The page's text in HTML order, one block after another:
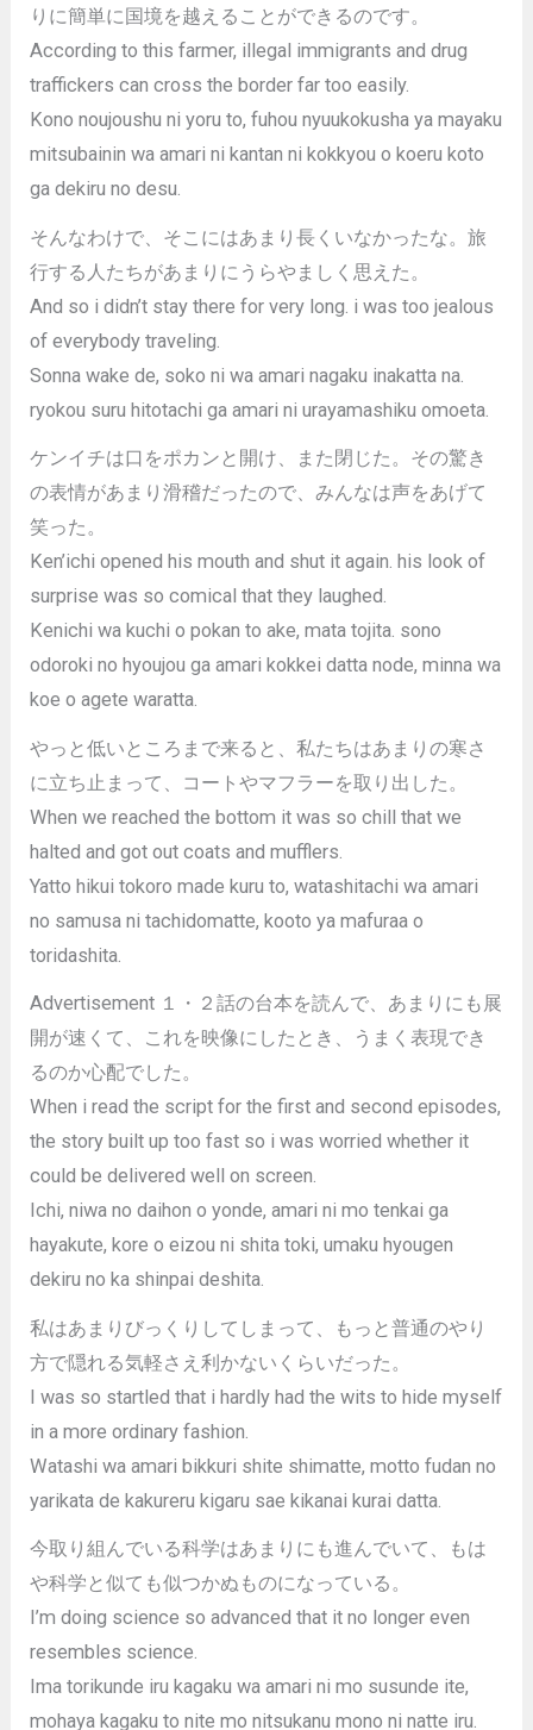
りに簡単に国境を越えることができるのです。
According to this farmer, illegal immigrants and drug
traffickers can cross the border far too easily.
Kono noujoushu ni yoru to, fuhou nyuukokusha ya mayaku
mitsubainin wa amari ni kantan ni kokkyou o koeru koto
ga dekiru no desu.
そんなわけで、そこにはあまり長くいなかったな。旅
行する人たちがあまりにうらやましく思えた。
And so i didn’t stay there for very long. i was too jealous
of everybody traveling.
Sonna wake de, soko ni wa amari nagaku inakatta na.
ryokou suru hitotachi ga amari ni urayamashiku omoeta.
ケンイチは口をポカンと開け、また閉じた。その驚き
の表情があまり滑稽だったので、みんなは声をあげて
笑った。
Ken’ichi opened his mouth and shut it again. his look of
surprise was so comical that they laughed.
Kenichi wa kuchi o pokan to ake, mata tojita. sono
odoroki no hyoujou ga amari kokkei datta node, minna wa
koe o agete waratta.
やっと低いところまで来ると、私たちはあまりの寒さ
に立ち止まって、コートやマフラーを取り出した。
When we reached the bottom it was so chill that we
halted and got out coats and mufflers.
Yatto hikui tokoro made kuru to, watashitachi wa amari
no samusa ni tachidomatte, kooto ya mafuraa o
toridashita.
Advertisement １・２話の台本を読んで、あまりにも展
開が速くて、これを映像にしたとき、うまく表現でき
るのか心配でした。
When i read the script for the first and second episodes,
the story built up too fast so i was worried whether it
could be delivered well on screen.
Ichi, niwa no daihon o yonde, amari ni mo tenkai ga
hayakute, kore o eizou ni shita toki, umaku hyougen
dekiru no ka shinpai deshita.
私はあまりびっくりしてしまって、もっと普通のやり
方で隠れる気軽さえ利かないくらいだった。
I was so startled that i hardly had the wits to hide myself
in a more ordinary fashion.
Watashi wa amari bikkuri shite shimatte, motto fudan no
yarikata de kakureru kigaru sae kikanai kurai datta.
今取り組んでいる科学はあまりにも進んでいて、もは
や科学と似ても似つかぬものになっている。
I’m doing science so advanced that it no longer even
resembles science.
Ima torikunde iru kagaku wa amari ni mo susunde ite,
mohaya kagaku to nite mo nitsukanu mono ni natte iru.